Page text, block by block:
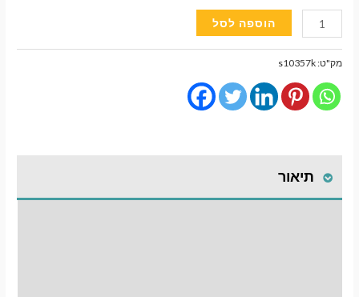
כמות
של
וילונות
מגנטיים
Suzuki
Baleno
הוספה לסל
מק"ט:s10357k
תיאור
מעבר לסל הקניות